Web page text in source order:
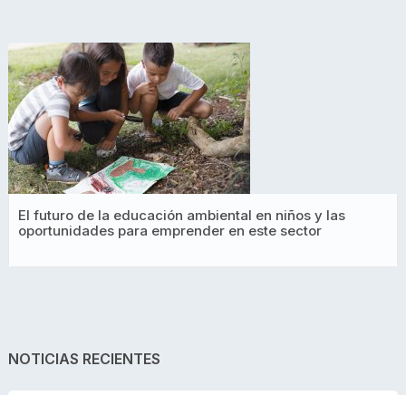
El futuro de la educación ambiental en niños y las
oportunidades para emprender en este sector
NOTICIAS RECIENTES